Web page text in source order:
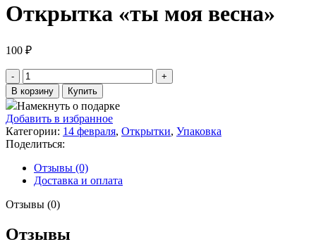
Открытка «ты моя весна»
100 ₽
В корзину Купить
Намекнуть о подарке
Добавить в избранное
Категории: 14 февраля, Открытки, Упаковка
Поделиться:
Отзывы (0)
Доставка и оплата
Отзывы (0)
Отзывы